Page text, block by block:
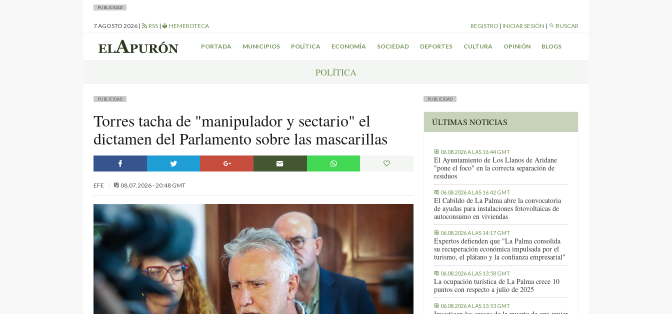
PUBLICIDAD
7 AGOSTO 2026 | RSS | HEMEROTECA REGISTRO | INICIAR SESIÓN | BUSCAR
PORTADA MUNICIPIOS POLÍTICA ECONOMÍA SOCIEDAD DEPORTES CULTURA OPINIÓN BLOGS
POLÍTICA
PUBLICIDAD
Torres tacha de "manipulador y sectario" el
dictamen del Parlamento sobre las mascarillas
EFE 08.07.2026 - 20:48 GMT
PUBLICIDAD
ÚLTIMAS NOTICIAS
06.08.2026 A LAS 16:44 GMT
El Ayuntamiento de Los Llanos de Aridane
"pone el foco" en la correcta separación de
residuos
06.08.2026 A LAS 16:42 GMT
El Cabildo de La Palma abre la convocatoria
de ayudas para instalaciones fotovoltaicas de
autoconsumo en viviendas
06.08.2026 A LAS 14:17 GMT
Expertos defienden que "La Palma consolida
su recuperación económica impulsada por el
turismo, el plátano y la confianza empresarial"
06.08.2026 A LAS 13:58 GMT
La ocupación turística de La Palma crece 10
puntos con respecto a julio de 2025
06.08.2026 A LAS 13:53 GMT